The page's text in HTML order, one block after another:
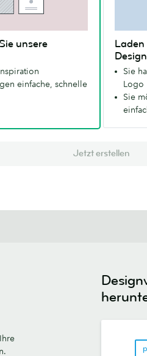
unsere
einfache, schnelle
Laden
Sie
Logo
Sie
Jetzt erstellen